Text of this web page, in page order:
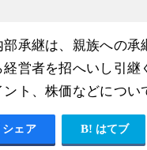
部承継は、親族への
営者を招へいし引
ト、株価などについ
シェア はてブ